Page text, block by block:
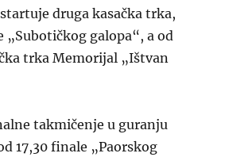
druga kasačka trka,
„Subotičkog galopa“, a od
trka Memorijal „Ištvan
takmičenje u guranju
17,30 finale „Paorskog